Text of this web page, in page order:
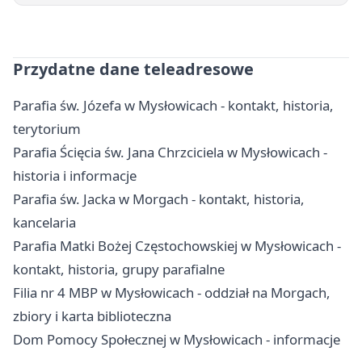
Przydatne dane teleadresowe
Parafia św. Józefa w Mysłowicach - kontakt, historia,
terytorium
Parafia Ścięcia św. Jana Chrzciciela w Mysłowicach -
historia i informacje
Parafia św. Jacka w Morgach - kontakt, historia,
kancelaria
Parafia Matki Bożej Częstochowskiej w Mysłowicach -
kontakt, historia, grupy parafialne
Filia nr 4 MBP w Mysłowicach - oddział na Morgach,
zbiory i karta biblioteczna
Dom Pomocy Społecznej w Mysłowicach - informacje